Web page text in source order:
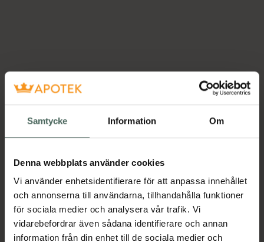
Samtycke Information Om
Denna webbplats använder cookies
Vi använder enhetsidentifierare för att anpassa innehållet
och annonserna till användarna, tillhandahålla funktioner
för sociala medier och analysera vår trafik. Vi
vidarebefordrar även sådana identifierare och annan
information från din enhet till de sociala medier och